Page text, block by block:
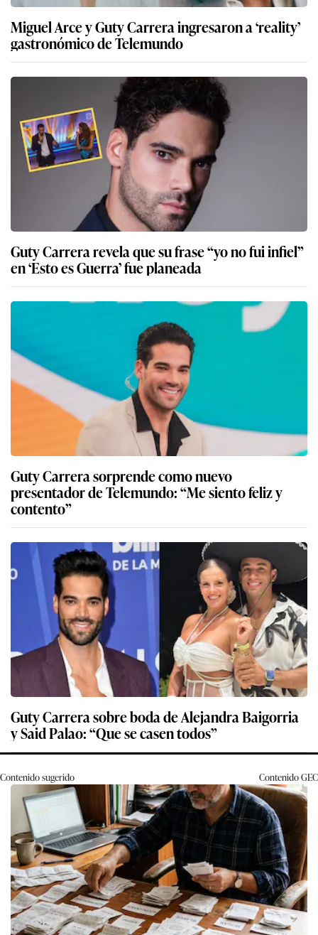
Miguel Arce y Guty Carrera ingresaron a ‘reality’
gastronómico de Telemundo
Guty Carrera revela que su frase “yo no fui infiel”
en ‘Esto es Guerra’ fue planeada
Guty Carrera sorprende como nuevo
presentador de Telemundo: “Me siento feliz y
contento”
Guty Carrera sobre boda de Alejandra Baigorria
y Said Palao: “Que se casen todos”
Contenido sugerido ContenidoGEC